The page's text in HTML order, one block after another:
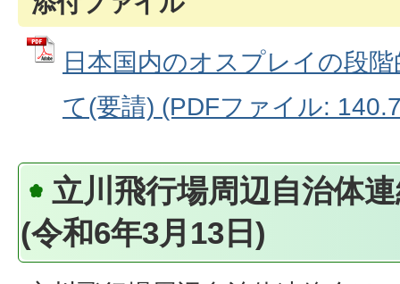
日本国内のオスプレイの段
て(要請) (PDFファイル:
立川飛行場周辺自治体
(令和6年3月13日)